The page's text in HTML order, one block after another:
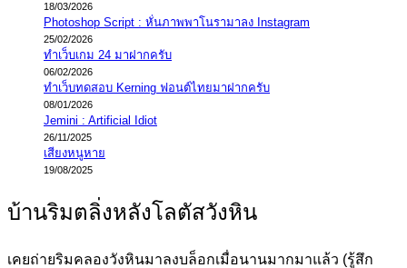
18/03/2026
Photoshop Script : หั่นภาพพาโนรามาลง Instagram
25/02/2026
ทำเว็บเกม 24 มาฝากครับ
06/02/2026
ทำเว็บทดสอบ Kerning ฟอนต์ไทยมาฝากครับ
08/01/2026
Jemini : Artificial Idiot
26/11/2025
เสียงหนูหาย
19/08/2025
บ้านริมตลิ่งหลังโลตัสวังหิน
เคยถ่ายริมคลองวังหินมาลงบล็อกเมื่อนานมากมาแล้ว (รู้สึก